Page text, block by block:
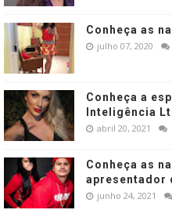
Conheça as
julho 07, 2020
Conheça a
Inteligência
abril 20, 2021
Conheça as
apresentador
junho 24, 2021